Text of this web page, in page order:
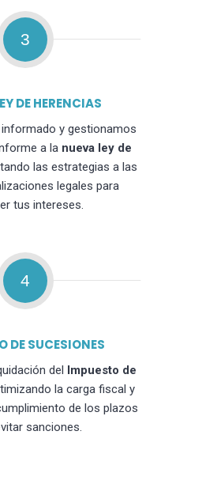
3
DE HERENCIAS
y gestionamos
a la nueva ley de
las estrategias a las
legales para
tus intereses.
4
DE SUCESIONES
del Impuesto de
la carga fiscal y
de los plazos
sanciones.